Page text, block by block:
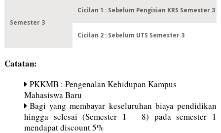
Semester 3
Cicilan 1 : Sebelum Pengisian KRS Semester 3
Cicilan 2 : Sebelum UTS Semester 3
Catatan:
PKKMB : Pengenalan Kehidupan Kampus
Mahasiswa Baru
Bagi yang membayar keseluruhan biaya pendidikan
hingga selesai (Semester 1 – 8) pada semester 1
mendapat discount 5%